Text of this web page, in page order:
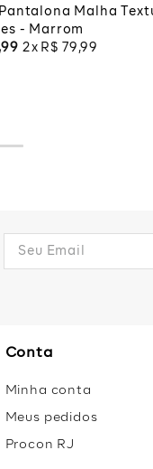
Malha
- Marrom
,99 2 R$ 79 ,99
Conta
Minha conta
Meus pedidos
Procon RJ